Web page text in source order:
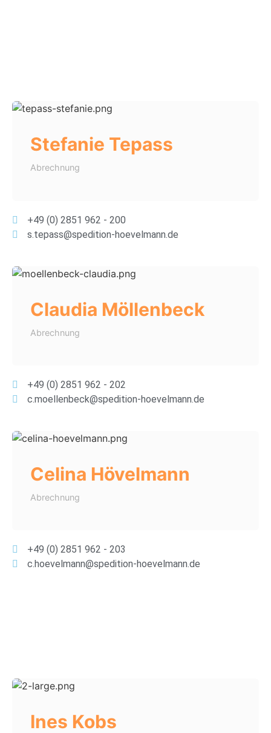
Stefanie Tepass
Abrechnung
+49 (0) 2851 962 - 200
s.tepass@spedition-hoevelmann.de
Claudia Möllenbeck
Abrechnung
+49 (0) 2851 962 - 202
c.moellenbeck@spedition-hoevelmann.de
Celina Hövelmann
Abrechnung
+49 (0) 2851 962 - 203
c.hoevelmann@spedition-hoevelmann.de
Ines Kobs